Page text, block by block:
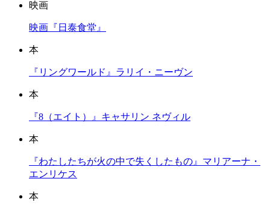
映画
映画『日泰食堂』
本
『リングワールド』ラリイ・ニーヴン
本
『8（エイト）』キャサリン ネヴィル
本
『わたしたちが火の中で失くしたもの』マリアーナ・
エンリケス
本